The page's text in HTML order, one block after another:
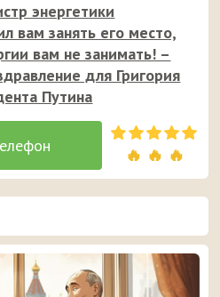
энергетики
вам занять его место,
вам не занимать! –
для Григория
Путина
🔥 🔥 🔥